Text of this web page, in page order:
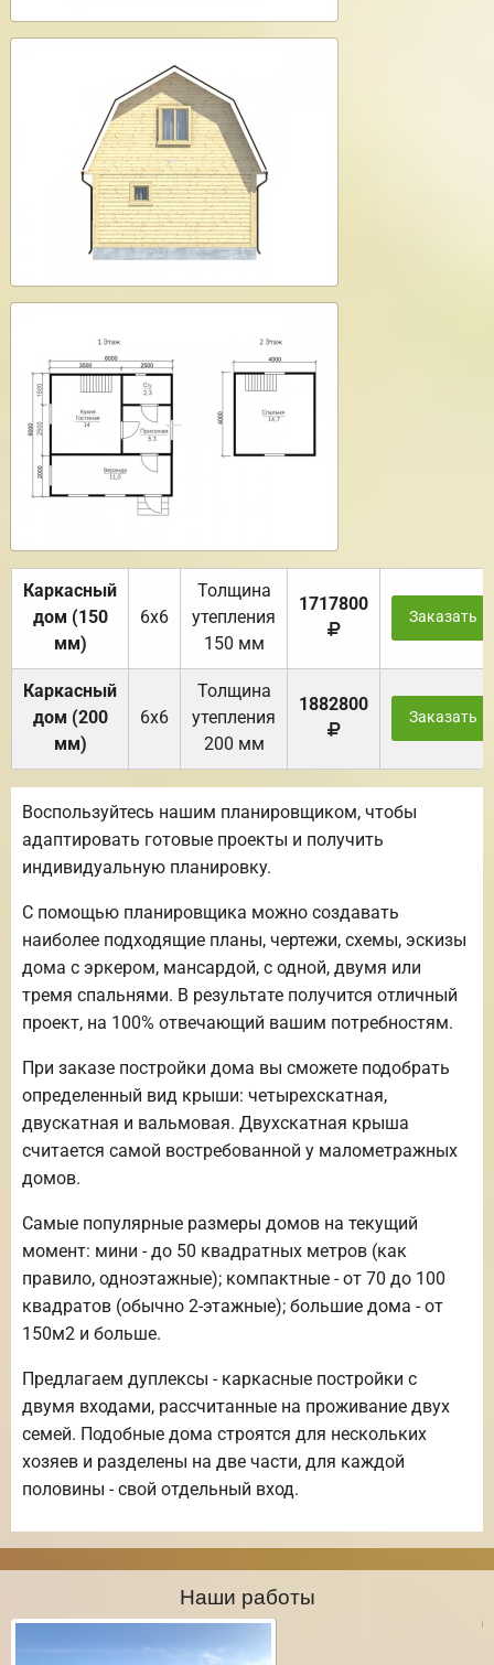
Каркасный
дом (150
мм)
6х6
Толщина
утепления
150 мм
1717800
Заказать
Каркасный
дом (200
мм)
6х6
Толщина
утепления
200 мм
1882800
Заказать
Воспользуйтесь нашим планировщиком, чтобы
адаптировать готовые проекты и получить
индивидуальную планировку.
С помощью планировщика можно создавать
наиболее подходящие планы, чертежи, схемы, эскизы
дома с эркером, мансардой, с одной, двумя или
тремя спальнями. В результате получится отличный
проект, на 100% отвечающий вашим потребностям.
При заказе постройки дома вы сможете подобрать
определенный вид крыши: четырехскатная,
двускатная и вальмовая. Двухскатная крыша
считается самой востребованной у малометражных
домов.
Самые популярные размеры домов на текущий
момент: мини - до 50 квадратных метров (как
правило, одноэтажные); компактные - от 70 до 100
квадратов (обычно 2-этажные); большие дома - от
150м2 и больше.
Предлагаем дуплексы - каркасные постройки с
двумя входами, рассчитанные на проживание двух
семей. Подобные дома строятся для нескольких
хозяев и разделены на две части, для каждой
половины - свой отдельный вход.
Наши работы